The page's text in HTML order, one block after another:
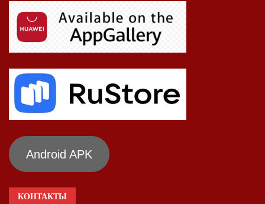
Android APK
КОНТАКТЫ